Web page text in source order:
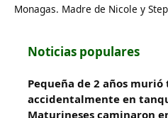
Monagas. Madre de Nicole y
Noticias populares
Pequeña de 2 años murió
accidentalmente en
Maturineses caminaron